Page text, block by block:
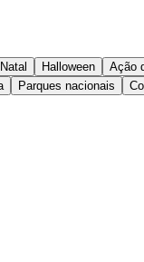
Natal Halloween Ação
Parques nacionais